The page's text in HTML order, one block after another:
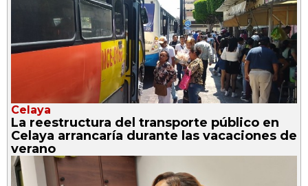
Celaya
La reestructura del transporte público en
Celaya arrancaría durante las vacaciones de
verano